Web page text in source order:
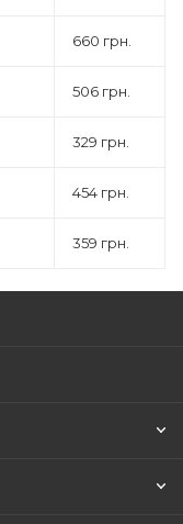
660 грн.
506 грн.
329 грн.
454 грн.
359 грн.